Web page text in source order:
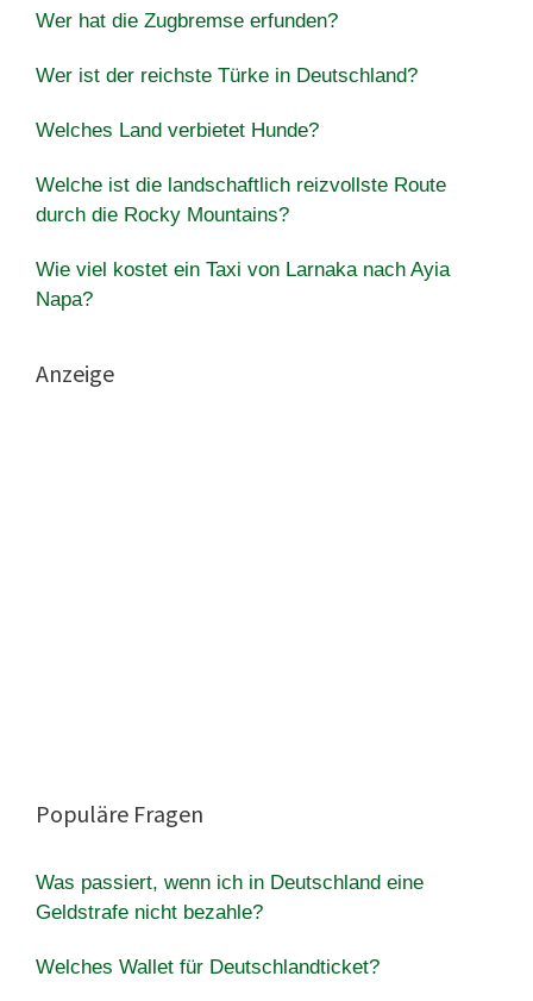
Wer hat die Zugbremse erfunden?
Wer ist der reichste Türke in Deutschland?
Welches Land verbietet Hunde?
Welche ist die landschaftlich reizvollste Route
durch die Rocky Mountains?
Wie viel kostet ein Taxi von Larnaka nach Ayia
Napa?
Anzeige
Populäre Fragen
Was passiert, wenn ich in Deutschland eine
Geldstrafe nicht bezahle?
Welches Wallet für Deutschlandticket?